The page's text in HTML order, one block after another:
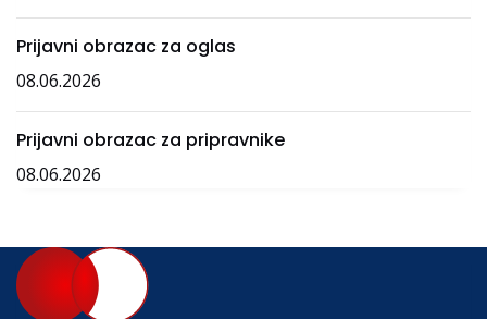
Prijavni obrazac za oglas
08.06.2026
Prijavni obrazac za pripravnike
08.06.2026